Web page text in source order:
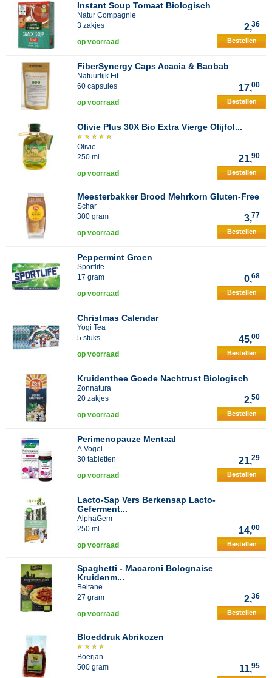
Instant Soup Tomaat Biologisch
Natur Compagnie
3 zakjes
2,36
op voorraad Bestellen
FiberSynergy Caps Acacia & Baobab
Natuurlijk.Fit
60 capsules
17,00
op voorraad Bestellen
Olivie Plus 30X Bio Extra Vierge Olijfol...
Olivie
250 ml
21,90
op voorraad Bestellen
Meesterbakker Brood Mehrkorn Gluten-Free
Schar
300 gram
3,77
op voorraad Bestellen
Peppermint Groen
Sportlife
17 gram
0,68
op voorraad Bestellen
Christmas Calendar
Yogi Tea
5 stuks
45,00
op voorraad Bestellen
Kruidenthee Goede Nachtrust Biologisch
Zonnatura
20 zakjes
2,50
op voorraad Bestellen
Perimenopauze Mentaal
A.Vogel
30 tabletten
21,29
op voorraad Bestellen
Lacto-Sap Vers Berkensap Lacto-
Geferment...
AlphaGem
250 ml
14,00
op voorraad Bestellen
Spaghetti - Macaroni Bolognaise
Kruidenm...
Beltane
27 gram
2,36
op voorraad Bestellen
Bloeddruk Abrikozen
Boerjan
500 gram
11,95